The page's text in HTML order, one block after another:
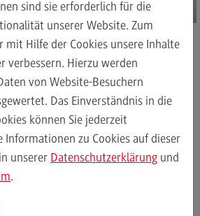
Taxation
Taxation
in Healthcare
in Healthcare
Accounting, Controlling, Taxation
Kontakt
Master
sind sie erforderlich für die
unserer Website. Zum
mit Hilfe der Cookies unsere Inhalte
verbessern. Hierzu werden
von Website-Besuchern
Das Einverständnis in die
können Sie jederzeit
Informationen zu Cookies auf dieser
unserer Datenschutzerklärung und
.